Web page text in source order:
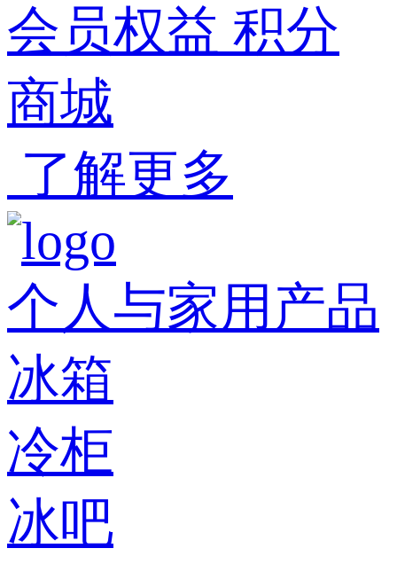
会员权益 积分
商城
了解更多
个人与家用产品
冰箱
冷柜
冰吧